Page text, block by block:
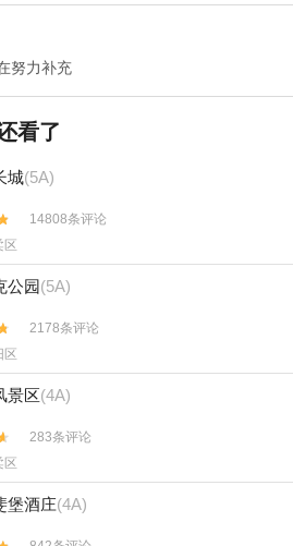
努力补充
看了
城(5A)
14808条评论
区
公园(5A)
2178条评论
区
景区(4A)
283条评论
区
堡酒庄(4A)